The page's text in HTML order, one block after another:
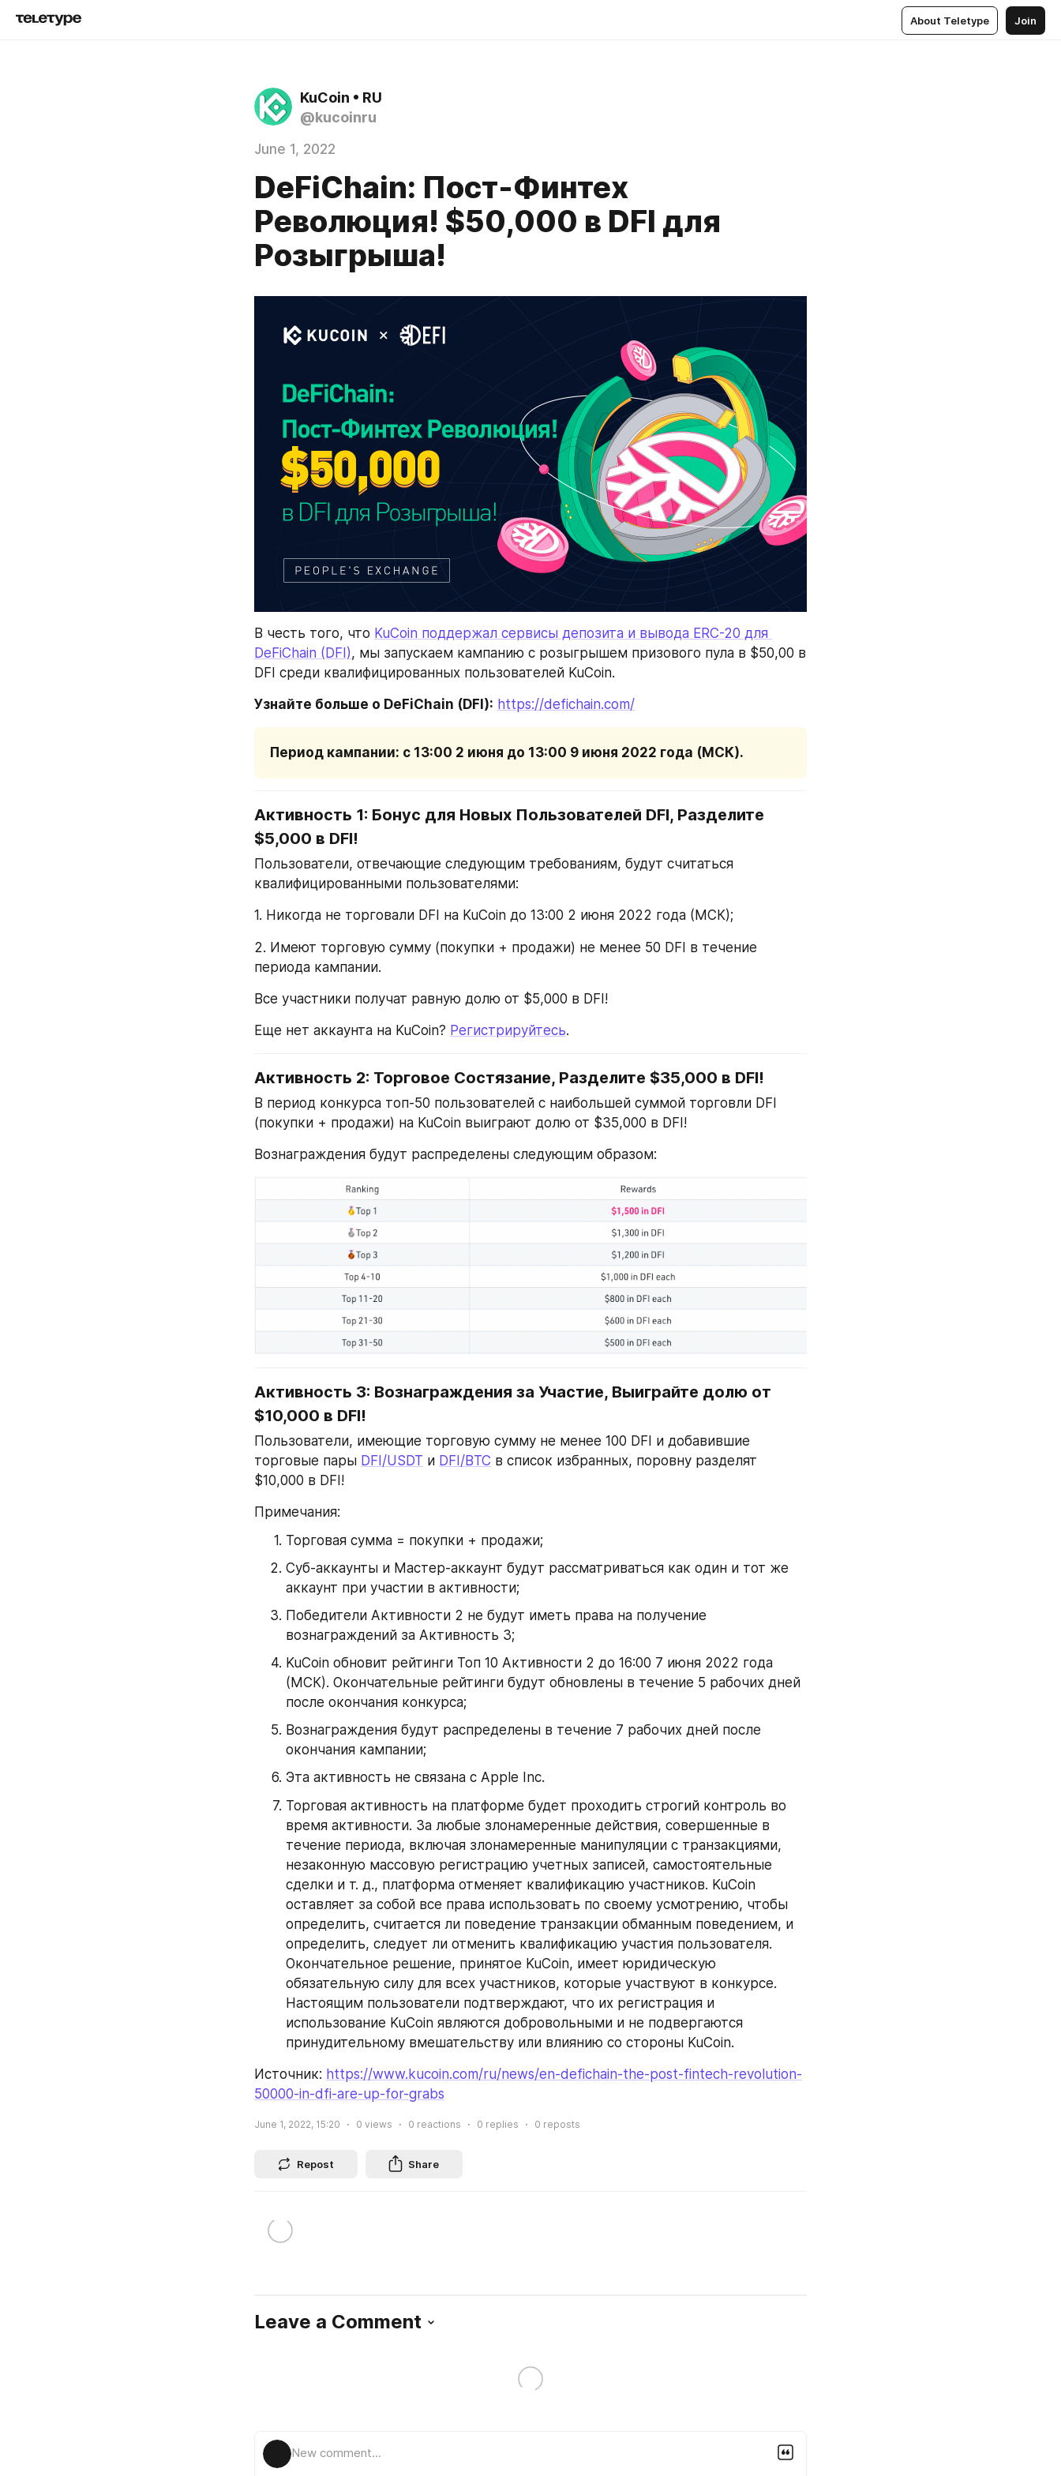
About Teletype Join
KuCoin • RU
@kucoinru
June 1, 2022
DeFiChain: Пост-Финтех
Революция! $50,000 в DFI для
Розыгрыша!
В честь того, что KuCoin поддержал сервисы депозита и вывода ERC-20 для
DeFiChain (DFI), мы запускаем кампанию с розыгрышем призового пула в $50,00 в
DFI среди квалифицированных пользователей KuCoin.
Узнайте больше о DeFiChain (DFI): https://defichain.com/
Период кампании: с 13:00 2 июня до 13:00 9 июня 2022 года (МСК).
Активность 1: Бонус для Новых Пользователей DFI, Разделите
$5,000 в DFI!
Пользователи, отвечающие следующим требованиям, будут считаться
квалифицированными пользователями:
1. Никогда не торговали DFI на KuCoin до 13:00 2 июня 2022 года (МСК);
2. Имеют торговую сумму (покупки + продажи) не менее 50 DFI в течение
периода кампании.
Все участники получат равную долю от $5,000 в DFI!
Еще нет аккаунта на KuCoin? Регистрируйтесь.
Активность 2: Торговое Состязание, Разделите $35,000 в DFI!
В период конкурса топ-50 пользователей с наибольшей суммой торговли DFI
(покупки + продажи) на KuCoin выиграют долю от $35,000 в DFI!
Вознаграждения будут распределены следующим образом:
Активность 3: Вознаграждения за Участие, Выиграйте долю от
$10,000 в DFI!
Пользователи, имеющие торговую сумму не менее 100 DFI и добавившие
торговые пары DFI/USDT и DFI/BTC в список избранных, поровну разделят
$10,000 в DFI!
Примечания:
Торговая сумма = покупки + продажи;
Суб-аккаунты и Мастер-аккаунт будут рассматриваться как один и тот же
аккаунт при участии в активности;
Победители Активности 2 не будут иметь права на получение
вознаграждений за Активность 3;
KuCoin обновит рейтинги Топ 10 Активности 2 до 16:00 7 июня 2022 года
(МСК). Окончательные рейтинги будут обновлены в течение 5 рабочих дней
после окончания конкурса;
Вознаграждения будут распределены в течение 7 рабочих дней после
окончания кампании;
Эта активность не связана с Apple Inc.
Торговая активность на платформе будет проходить строгий контроль во
время активности. За любые злонамеренные действия, совершенные в
течение периода, включая злонамеренные манипуляции с транзакциями,
незаконную массовую регистрацию учетных записей, самостоятельные
сделки и т. д., платформа отменяет квалификацию участников. KuCoin
оставляет за собой все права использовать по своему усмотрению, чтобы
определить, считается ли поведение транзакции обманным поведением, и
определить, следует ли отменить квалификацию участия пользователя.
Окончательное решение, принятое KuCoin, имеет юридическую
обязательную силу для всех участников, которые участвуют в конкурсе.
Настоящим пользователи подтверждают, что их регистрация и
использование KuCoin являются добровольными и не подвергаются
принудительному вмешательству или влиянию со стороны KuCoin.
Источник: https://www.kucoin.com/ru/news/en-defichain-the-post-fintech-revolution-
50000-in-dfi-are-up-for-grabs
June 1, 2022, 15:20 0 views 0 reactions 0 replies 0 reposts
Repost Share
Leave a Comment